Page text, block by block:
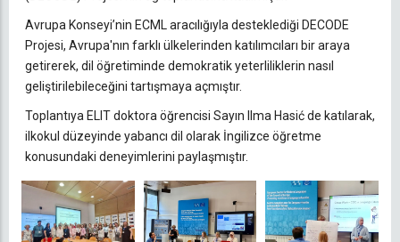
Avrupa Konseyi’nin ECML aracılığıyla desteklediği DECODE
Projesi, Avrupa'nın farklı ülkelerinden katılımcıları bir araya
getirerek, dil öğretiminde demokratik yeterliliklerin nasıl
geliştirilebileceğini tartışmaya açmıştır.
Toplantıya ELIT doktora öğrencisi Sayın Ilma Hasić de katılarak,
ilkokul düzeyinde yabancı dil olarak İngilizce öğretme
konusundaki deneyimlerini paylaşmıştır.